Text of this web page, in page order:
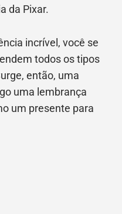
da Pixar.
incrível, você se
todos os tipos
então, uma
uma lembrança
um presente para